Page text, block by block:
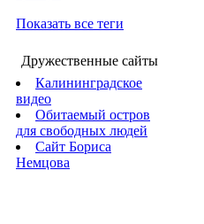
Показать все теги
Дружественные сайты
Калининградское
видео
Обитаемый остров
для свободных людей
Сайт Бориса
Немцова